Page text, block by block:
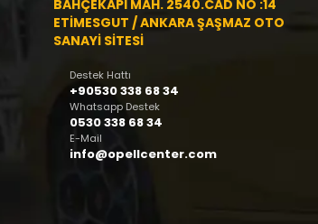
BAHÇEKAPI MAH. 2540.CAD NO :14
ETİMESGUT / ANKARA ŞAŞMAZ OTO
SANAYİ SİTESİ
Destek Hattı
+90530 338 68 34
Whatsapp Destek
0530 338 68 34
E-Mail
info@opellcenter.com